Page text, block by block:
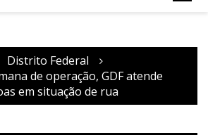
Distrito Federal
de operação, GDF atende
em situação de rua